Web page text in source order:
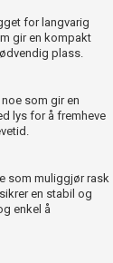
for langvarig
gir en kompakt
plass.
som gir en
lys for å fremheve
som muliggjør rask
en stabil og
enkel å